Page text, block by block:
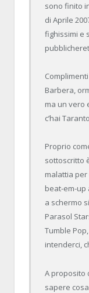
sono finito
di Aprile
fighissimi e
Barbera,
ma un vero
c’hai
Proprio
sottoscritto
malattia
beat-em-up
a schermo
Parasol
Tumble
intenderci,
A proposito
sapere